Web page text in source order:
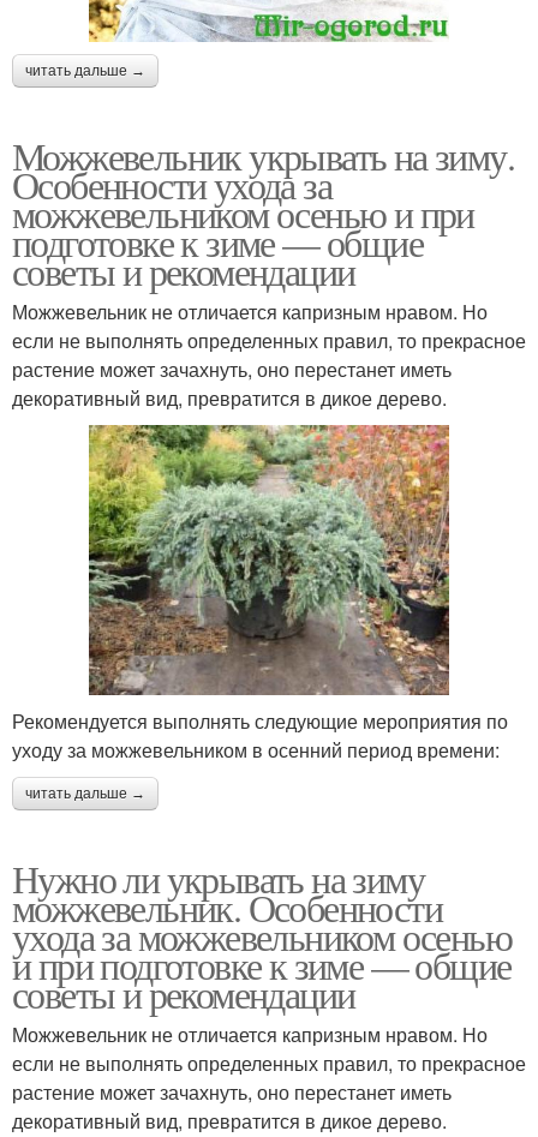
читать дальше →
Можжевельник укрывать на зиму.
Особенности ухода за
можжевельником осенью и при
подготовке к зиме — общие
советы и рекомендации
Можжевельник не отличается капризным нравом. Но
если не выполнять определенных правил, то прекрасное
растение может зачахнуть, оно перестанет иметь
декоративный вид, превратится в дикое дерево.
Рекомендуется выполнять следующие мероприятия по
уходу за можжевельником в осенний период времени:
читать дальше →
Нужно ли укрывать на зиму
можжевельник. Особенности
ухода за можжевельником осенью
и при подготовке к зиме — общие
советы и рекомендации
Можжевельник не отличается капризным нравом. Но
если не выполнять определенных правил, то прекрасное
растение может зачахнуть, оно перестанет иметь
декоративный вид, превратится в дикое дерево.